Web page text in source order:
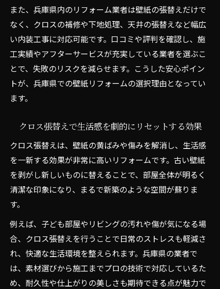
紹介
リフォーム検討時に知りたい壁紙選びポイント
リフォーム時に重視したい壁紙の機能性と
は
兵庫県で人気の壁紙リフォーム素材の特徴
クロス張替えで失敗しない色選びのコツ
夫
仕上がりに差が出る工事の進め方と注意点
リフォーム工事前に知っておきたい下地処
の工夫
クロス張替えで起こりやすいトラブルと予
防策
リフォーム現場で確認したい作業工程のポ
また、兵庫県内のリフォーム業者は壁紙の張替えだけで
なく、クロスの補修や下地処理、天井の張替えなど幅広
い内装工事に対応可能です。口コミや評判を確認し、施
工実績やアフターサービスが充実している業者を選ぶこ
とで、失敗のリスクを減らせます。こうした安心ポイン
トが、兵庫県での壁紙リフォームの選択理由となってい
ます。
クロス張替えで生活感を劇的にリセットする効果
クロス張替えは、壁紙の黄ばみや傷みを解消し、生活感
を一新する効果が非常に高いリフォームです。古い壁紙
を剥がし新しいものに替えることで、部屋全体が明るく
清潔な印象になり、まるで新築のような空間が蘇りま
す。
例えば、子ども部屋やリビングの汚れや傷が気になる場
合、クロス張替えを行うことで日常のストレスも軽減さ
れ、快適な生活環境を整えられます。兵庫県の業者で
は、素材選びから施工までプロの技術で対応しているた
め、耐久性や仕上がりの美しさも期待できる点が魅力で